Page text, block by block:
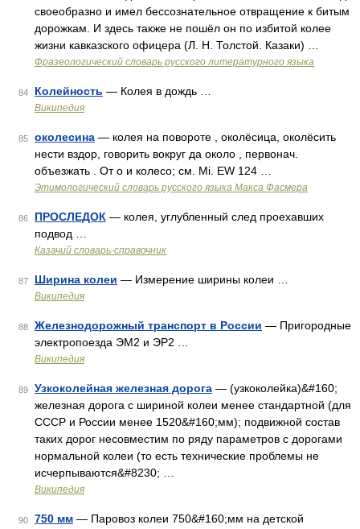
своеобразно и имел бессознательное отвращение к битым
дорожкам. И здесь также не пошёл он по избитой колее
жизни кавказского офицера (Л. Н. Толстой. Казаки) …
Фразеологический словарь русского литературного языка
84 Колейность — Колея в дождь …
Википедия
85 околесина — колея на повороте , околёсица, околёсить
нести вздор, говорить вокруг да около , первонач.
объезжать . От о и колесо; см. Мi. ЕW 124 …
Этимологический словарь русского языка Макса Фасмера
86 ПРОСЛЕДОК — колея, углубленный след проехавших
подвод …
Казачий словарь-справочник
87 Ширина колеи — Измерение ширины колеи …
Википедия
88 Железнодорожный транспорт в России — Пригородные
электропоезда ЭМ2 и ЭР2 …
Википедия
89 Узкоколейная железная дорога — (узкоколейка)&#160;
железная дорога с шириной колеи менее стандартной (для
СССР и России менее 1520&#160;мм); подвижной состав
таких дорог несовместим по ряду параметров с дорогами
нормальной колеи (то есть технические проблемы не
исчерпываются&#8230; …
Википедия
90 750 мм — Паровоз колеи 750&#160;мм на детской